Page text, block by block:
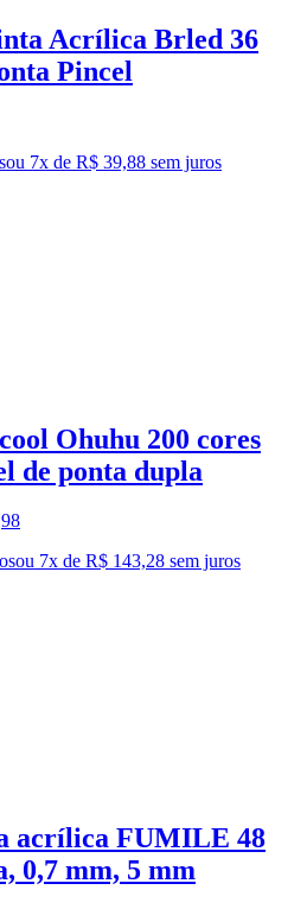
Acrílica Brled 36
Pincel
ou 7x de R$ 39,88 sem juros
Ohuhu 200 cores
de ponta dupla
98
ou 7x de R$ 143,28 sem juros
acrílica FUMILE 48
0,7 mm, 5 mm